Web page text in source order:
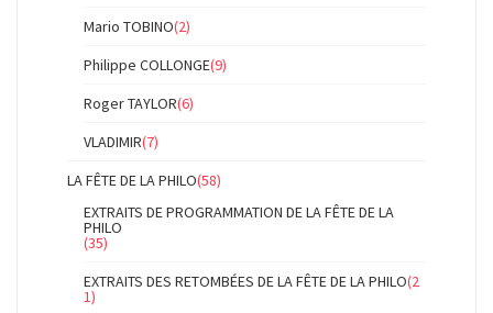
Mario TOBINO(2)
Philippe COLLONGE(9)
Roger TAYLOR(6)
VLADIMIR(7)
LA FÊTE DE LA PHILO(58)
EXTRAITS DE PROGRAMMATION DE LA FÊTE DE LA
PHILO
(35)
EXTRAITS DES RETOMBÉES DE LA FÊTE DE LA PHILO(2
1)